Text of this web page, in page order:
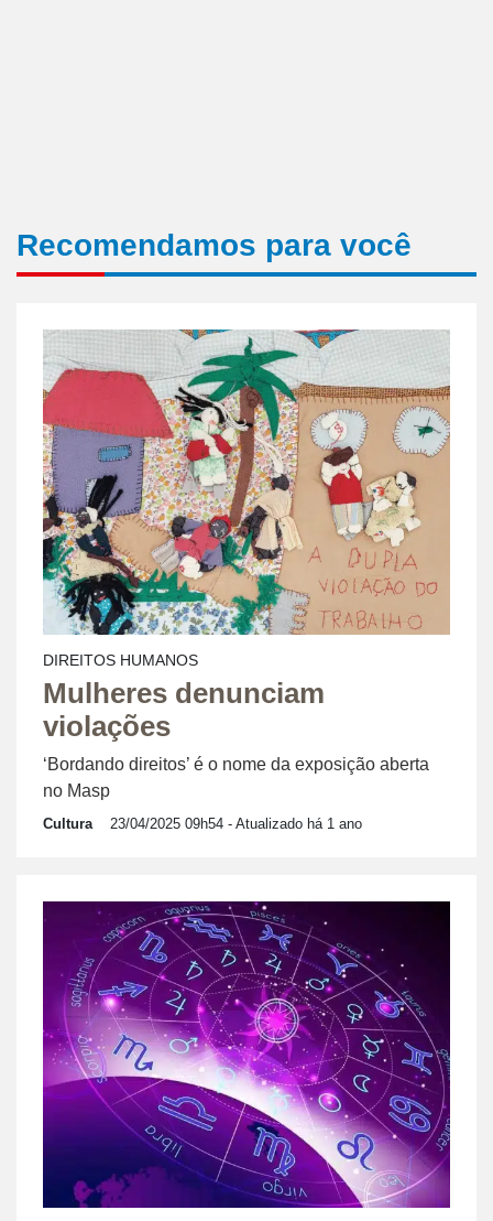
Recomendamos para você
DIREITOS HUMANOS
Mulheres denunciam
violações
‘Bordando direitos’ é o nome da exposição aberta
no Masp
Cultura 23/04/2025 09h54 - Atualizado há 1 ano